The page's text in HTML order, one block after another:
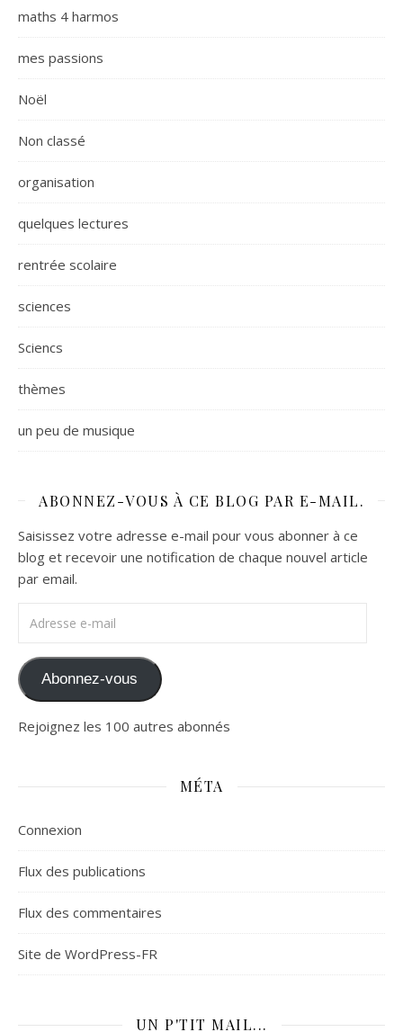
maths 4 harmos
mes passions
Noël
Non classé
organisation
quelques lectures
rentrée scolaire
sciences
Sciencs
thèmes
un peu de musique
ABONNEZ-VOUS À CE BLOG PAR E-MAIL.
Saisissez votre adresse e-mail pour vous abonner à ce
blog et recevoir une notification de chaque nouvel article
par email.
Abonnez-vous
Rejoignez les 100 autres abonnés
MÉTA
Connexion
Flux des publications
Flux des commentaires
Site de WordPress-FR
UN P'TIT MAIL...